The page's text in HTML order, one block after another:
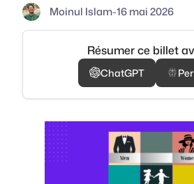
Moinul Islam-16 mai 2026
Résumer ce billet
ChatGPT